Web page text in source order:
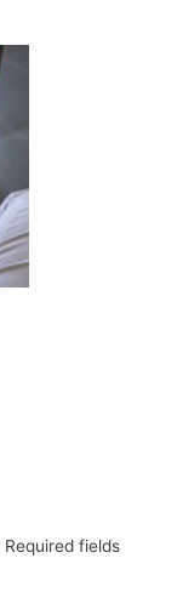
Required fields